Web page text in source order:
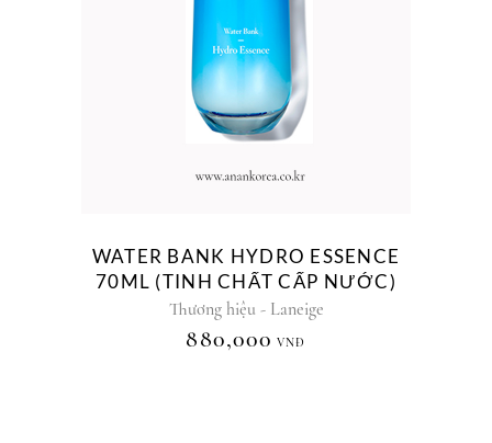
WATER BANK HYDRO ESSENCE
70ML (TINH CHẤT CẤP NƯỚC)
Thương hiệu - Laneige
880,000 VNĐ